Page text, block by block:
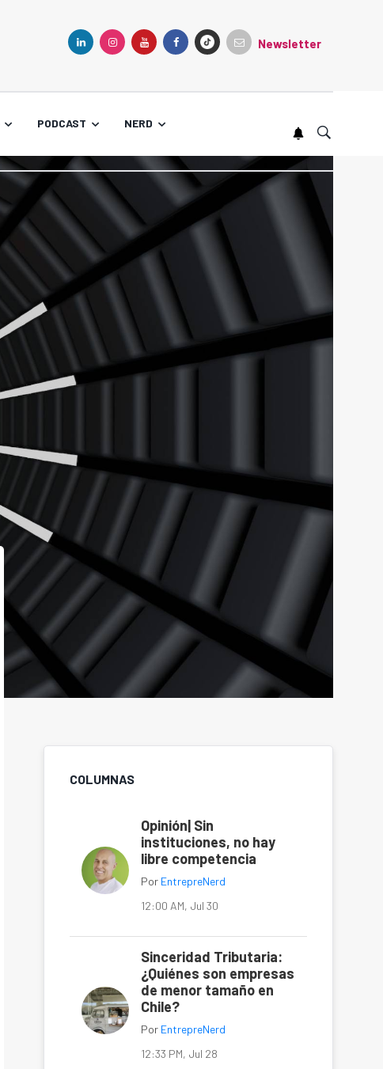
Newsletter
PODCAST NERD
COLUMNAS
Opinión| Sin
instituciones, no hay
libre competencia
Por EntrepreNerd
12:00 AM, Jul 30
Sinceridad Tributaria:
¿Quiénes son empresas
de menor tamaño en
Chile?
Por EntrepreNerd
12:33 PM, Jul 28